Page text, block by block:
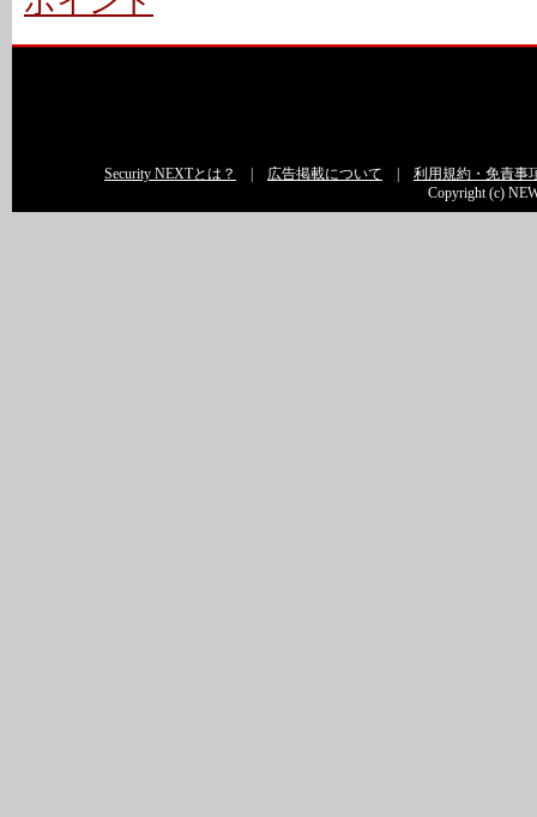
Security NEXTとは？ 広告掲載について
利用規約・免責事
Copyright (c)